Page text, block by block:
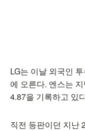
LG는 이날 외국인
에 오른다. 엔스는
4.87을 기록하고 있
직전 등판이던 지난